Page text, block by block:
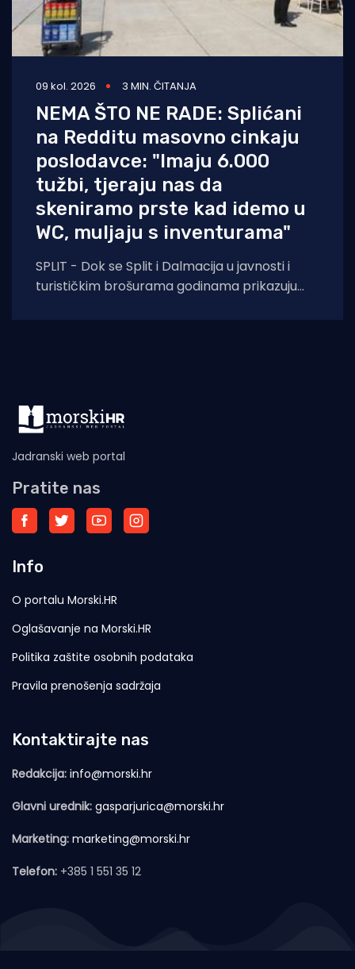
09 kol. 2026 3 MIN. ČITANJA
NEMA ŠTO NE RADE: Splićani
na Redditu masovno cinkaju
poslodavce: "Imaju 6.000
tužbi, tjeraju nas da
skeniramo prste kad idemo u
WC, muljaju s inventurama"
SPLIT - Dok se Split i Dalmacija u javnosti i
turističkim brošurama godinama prikazuju
Jadranski web portal
Pratite nas
Info
O portalu Morski.HR
Oglašavanje na Morski.HR
Politika zaštite osobnih podataka
Pravila prenošenja sadržaja
Kontaktirajte nas
Redakcija: info@morski.hr
Glavni urednik: gasparjurica@morski.hr
Marketing: marketing@morski.hr
Telefon: +385 1 551 35 12